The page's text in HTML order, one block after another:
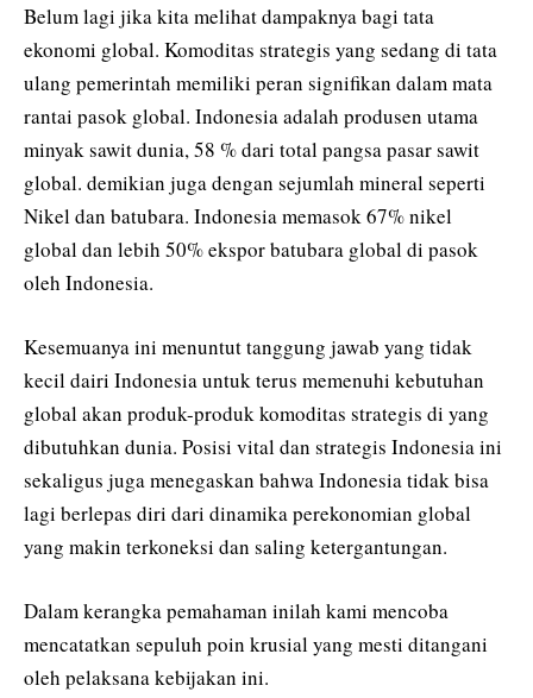
Belum lagi jika kita melihat dampaknya bagi tata
ekonomi global. Komoditas strategis yang sedang di tata
ulang pemerintah memiliki peran signifikan dalam mata
rantai pasok global. Indonesia adalah produsen utama
minyak sawit dunia, 58 % dari total pangsa pasar sawit
global. demikian juga dengan sejumlah mineral seperti
Nikel dan batubara. Indonesia memasok 67% nikel
global dan lebih 50% ekspor batubara global di pasok
oleh Indonesia.
Kesemuanya ini menuntut tanggung jawab yang tidak
kecil dairi Indonesia untuk terus memenuhi kebutuhan
global akan produk-produk komoditas strategis di yang
dibutuhkan dunia. Posisi vital dan strategis Indonesia ini
sekaligus juga menegaskan bahwa Indonesia tidak bisa
lagi berlepas diri dari dinamika perekonomian global
yang makin terkoneksi dan saling ketergantungan.
Dalam kerangka pemahaman inilah kami mencoba
mencatatkan sepuluh poin krusial yang mesti ditangani
oleh pelaksana kebijakan ini.